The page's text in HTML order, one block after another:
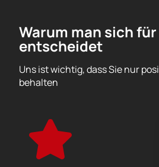
der Begleitung von
und Philharmonischen
an Festivals und Wettbewerben
Niveau teil.
Musik, die die innersten Saiten
Warum man sich
entscheidet
Uns ist wichtig, dass Sie nur
behalten